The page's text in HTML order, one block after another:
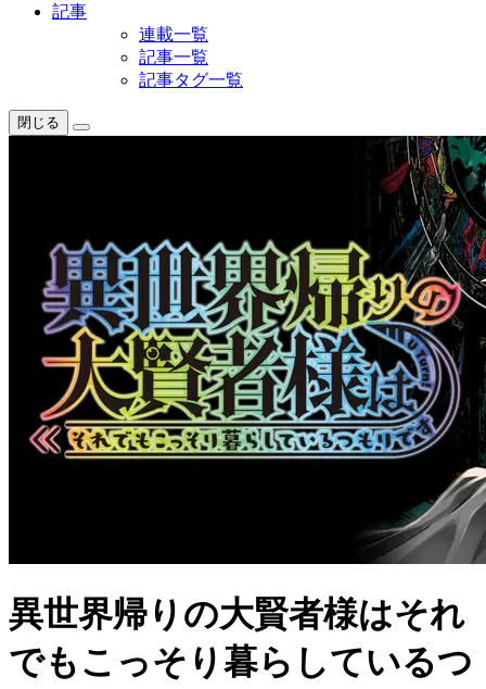
記事
連載一覧
記事一覧
記事タグ一覧
閉じる
異世界帰りの大賢者様はそれ
でもこっそり暮らしているつ